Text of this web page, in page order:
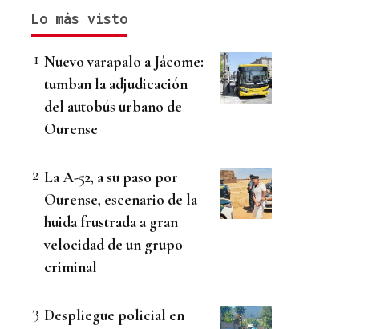
Lo más visto
Nuevo varapalo a Jácome:
tumban la adjudicación
del autobús urbano de
Ourense
La A-52, a su paso por
Ourense, escenario de la
huida frustrada a gran
velocidad de un grupo
criminal
Despliegue policial en